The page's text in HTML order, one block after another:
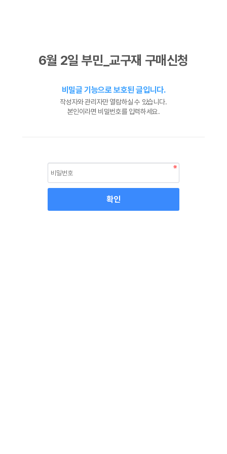
6월 2일 부민_교구재 구매신청
비밀글 기능으로 보호된 글입니다.
작성자와 관리자만 열람하실 수 있습니다.
본인이라면 비밀번호를 입력하세요.